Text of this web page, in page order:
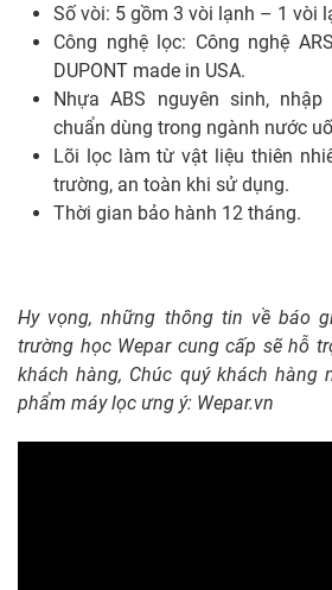
Số vòi: 5 gồm 3 vòi lạnh – 1 vòi
Công nghệ lọc: Công nghệ
DUPONT made in USA.
Nhựa ABS nguyên sinh,
chuẩn dùng trong ngành nước
Lõi lọc làm từ vật liệu thiên
trường, an toàn khi sử dụng.
Thời gian bảo hành 12 tháng.
Hy vọng, những thông tin về báo
trường học Wepar cung cấp sẽ hỗ
khách hàng, Chúc quý khách hàng
phẩm máy lọc ưng ý: Wepar.vn